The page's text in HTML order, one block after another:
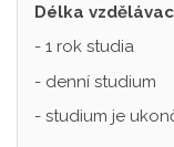
Délka
- 1 rok studia
- denní studium
- studium je